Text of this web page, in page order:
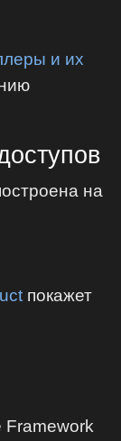
и их
на
покажет
Framework